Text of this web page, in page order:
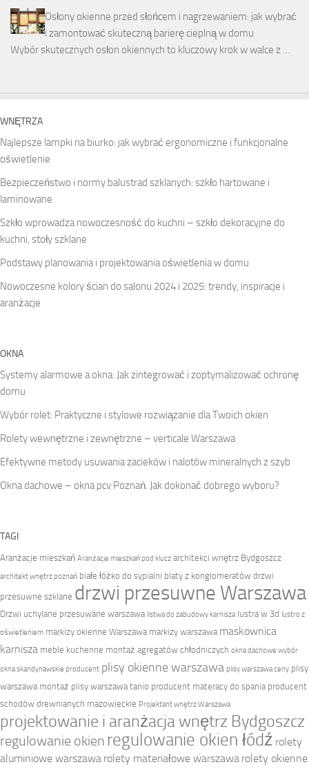
Osłony okienne przed słońcem i nagrzewaniem: jak wybrać
i zamontować skuteczną barierę cieplną w domu
Wybór skutecznych osłon okiennych to kluczowy krok w walce z …
WNĘTRZA
Najlepsze lampki na biurko: jak wybrać ergonomiczne i funkcjonalne
oświetlenie
Bezpieczeństwo i normy balustrad szklanych: szkło hartowane i
laminowane
Szkło wprowadza nowoczesność do kuchni – szkło dekoracyjne do
kuchni, stoły szklane
Podstawy planowania i projektowania oświetlenia w domu
Nowoczesne kolory ścian do salonu 2024 i 2025: trendy, inspiracje i
aranżacje
OKNA
Systemy alarmowe a okna: Jak zintegrować i zoptymalizować ochronę
domu
Wybór rolet: Praktyczne i stylowe rozwiązanie dla Twoich okien
Rolety wewnętrzne i zewnętrzne – verticale Warszawa
Efektywne metody usuwania zacieków i nalotów mineralnych z szyb
Okna dachowe – okna pcv Poznań. Jak dokonać dobrego wyboru?
TAGI
Aranżacje mieszkań Aranżacje mieszkań pod klucz architekci wnętrz Bydgoszcz
architekt wnętrz poznań białe łóżko do sypialni blaty z konglomeratów drzwi
przesuwne szklane drzwi przesuwne Warszawa
Drzwi uchylane przesuwane warszawa listwa do zabudowy karnisza lustra w 3d lustro z
oświetleniem markizy okienne Warszawa markizy warszawa maskownica
karnisza meble kuchenne montaż agregatów chłodniczych okna dachowe wybór
okna skandynawskie producent plisy okienne warszawa plisy warszawa ceny plisy
warszawa montaż plisy warszawa tanio producent materacy do spania producent
schodów drewnianych mazowieckie Projektant wnętrz Warszawa
projektowanie i aranżacja wnętrz Bydgoszcz
regulowanie okien regulowanie okien łódź rolety
aluminiowe warszawa rolety materiałowe warszawa rolety okienne